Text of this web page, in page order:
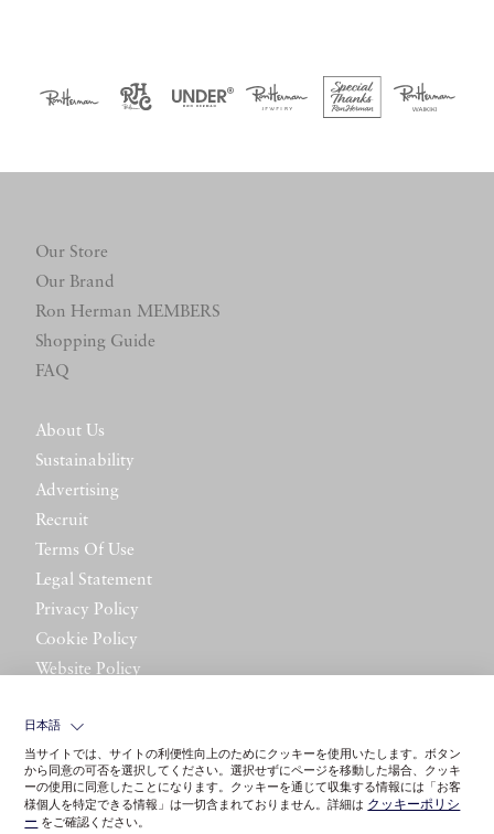
Our Store
Our Brand
Ron Herman MEMBERS
Shopping Guide
FAQ
About Us
Sustainability
Advertising
Recruit
Terms Of Use
Legal Statement
Privacy Policy
Cookie Policy
Website Policy
日本語
当サイトでは、サイトの利便性向上のためにクッキーを使用いたします。ボタン
から同意の可否を選択してください。選択せずにページを移動した場合、クッキ
ーの使用に同意したことになります。クッキーを通じて収集する情報には「お客
様個人を特定できる情報」は一切含まれておりません。詳細は クッキーポリシ
ー をご確認ください。